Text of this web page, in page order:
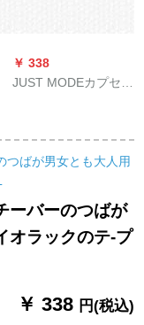
￥ 338
JUST MODEカプセの
ソル、女性の破片嵐
ーバーのつばが
オラックのテ-プ
￥ 338 円(税込)